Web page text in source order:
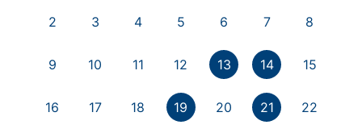
2 3 4 5 6 7 8
9 10 11 12 13 14 15
16 17 18 19 20 21 22